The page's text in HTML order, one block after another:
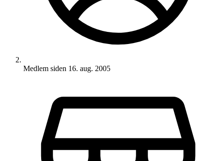
Medlem siden 16. aug. 2005